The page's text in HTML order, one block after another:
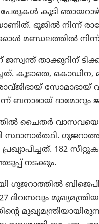
കൂടി
ഭുജിൽ നിന്ന്
മണ്ഡലത്തിൽ നിന്ന്
താക്കൂറിന്
കൂടാതെ,
ബനാഭായ് ദാമോറും
ചൈതർ
സ്ഥാനാർത്ഥി.
182
നടക്കും.
ഗുജറാത്തിൽ
ദിവസവും